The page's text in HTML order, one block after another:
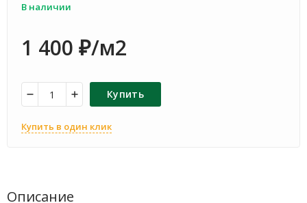
В наличии
1 400 ₽/м2
Купить
Купить в один клик
Описание